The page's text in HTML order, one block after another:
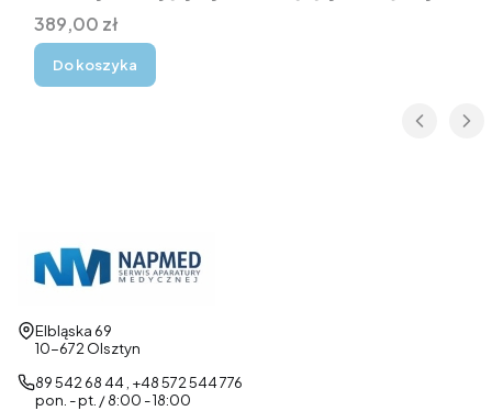
szkliwa
Cena
389,00 zł
Do koszyka
Adres:
Elbląska 69
10-672 Olsztyn
89 542 68 44 , +48 572 544 776
pon. - pt. / 8:00 - 18:00